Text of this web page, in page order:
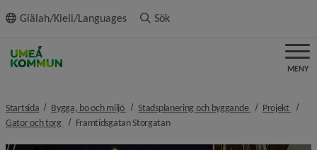
innehållet
Giälah/Kieli/Languages Sök
MENY
Startsida Bygga, bo och miljö nivå i brödsmulenavigeringen
Stadsplanering och byggande nivå i
Projekt
nivå
Gator och torg nivå i brödsmulenavigeringen
Framtidsgatan Storgatannivå i brödsmulenavigeringen